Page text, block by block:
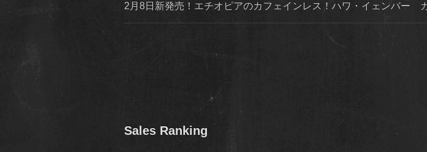
2月8日新発売！エチオピアのカフェインレス！ハワ・イェンバー
Sales Ranking